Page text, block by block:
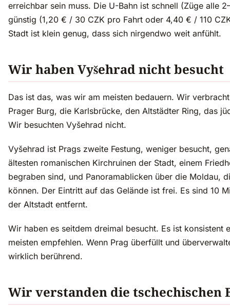
erreichbar sein muss. Die U-Bahn ist schnell (Züge alle
günstig (1,20 € / 30 CZK pro Fahrt oder 4,40 € / 110
Stadt ist klein genug, dass sich nirgendwo weit anfühlt.
Wir haben Vyšehrad nicht besucht
Das ist das, was wir am meisten bedauern. Wir
Prager Burg, die Karlsbrücke, den Altstädter Ring, das
Wir besuchten Vyšehrad nicht.
Vyšehrad ist Prags zweite Festung, weniger besucht,
ältesten romanischen Kirchruinen der Stadt, einem
begraben sind, und Panoramablicken über die Moldau,
können. Der Eintritt auf das Gelände ist frei. Es sind 10
der Altstadt entfernt.
Wir haben es seitdem dreimal besucht. Es ist konsistent
meisten empfehlen. Wenn Prag überfüllt und
wirklich berührend.
Wir verstanden die tschechischen